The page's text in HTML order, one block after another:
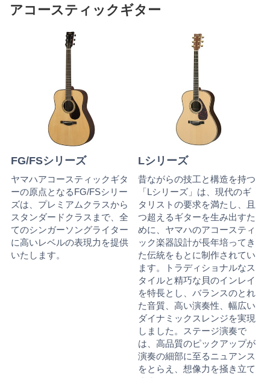
アコースティックギター
FG/FSシリーズ
ヤマハアコースティックギタ
ーの原点となるFG/FSシリー
ズは、プレミアムクラスから
スタンダードクラスまで、全
てのシンガーソングライター
に高いレベルの表現力を提供
いたします。
Lシリーズ
昔ながらの技工と構造を持つ
「Lシリーズ」は、現代のギ
タリストの要求を満たし、且
つ超えるギターを生み出すた
めに、ヤマハのアコースティ
ック楽器設計が長年培ってき
た伝統をもとに制作されてい
ます。トラディショナルなス
タイルと精巧な貝のインレイ
を特長とし、バランスのとれ
た音質、高い演奏性、幅広い
ダイナミックスレンジを実現
しました。ステージ演奏で
は、高品質のピックアップが
演奏の細部に至るニュアンス
をとらえ、想像力を掻き立て